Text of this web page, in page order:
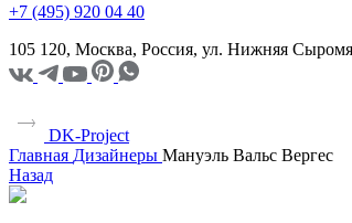
+7 (495) 920 04 40
105 120, Москва, Россия, ул. Нижняя
DK-Project
Главная Дизайнеры Мануэль Вальс Вергес
Назад